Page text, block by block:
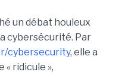
un débat houleux
cybersécurité. Par
r/cybersecurity, elle a
« ridicule »,